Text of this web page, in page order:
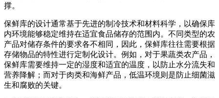
撑。
保鲜库的设计通常基于先进的制冷技术和材料科学，以确保库
内环境能够稳定维持在适宜食品储存的范围内。不同类型的农
产品对储存条件的要求各不相同，因此，保鲜库往往需要根据
存储物品的特性进行定制化设计。例如，对于果蔬类农产品，
保鲜库需要维持一定的湿度和适宜的温度，以防止水分流失和
营养降解；而对于肉类和海鲜产品，低温环境则是防止细菌滋
生和腐败的关键。